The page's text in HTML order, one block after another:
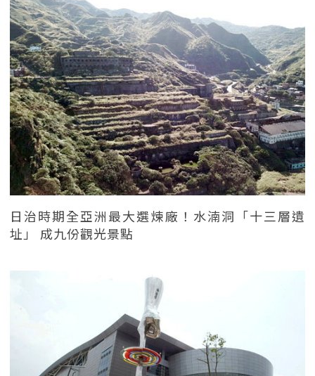
日治時期全亞洲最大選煉廠！水湳洞「十三層遺
址」 成九份觀光景點